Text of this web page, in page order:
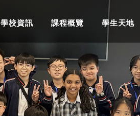
學校資訊 課程概覽 學生天地